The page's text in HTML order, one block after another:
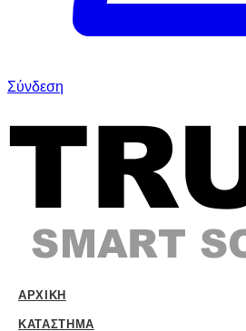
Σύνδεση
ΑΡΧΙΚΉ
ΚΑΤΆΣΤΗΜΑ